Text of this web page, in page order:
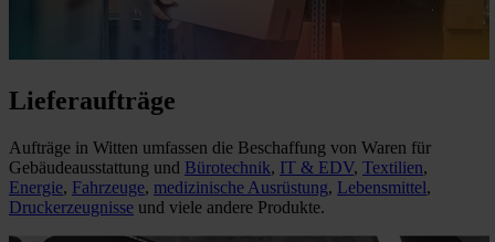
Lieferaufträge
Aufträge in Witten umfassen die Beschaffung von Waren für
Gebäudeausstattung und Bürotechnik, IT & EDV, Textilien,
Energie, Fahrzeuge, medizinische Ausrüstung, Lebensmittel,
Druckerzeugnisse und viele andere Produkte.